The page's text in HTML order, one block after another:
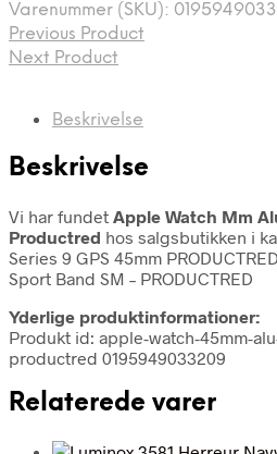
Varenummer (SKU):
Previous Product
Next Product
Beskrivelse
Beskrivelse
Vi har fundet Apple Watch Mm
Productred hos salgsbutikken i
Series 9 GPS 45mm
Sport Band SM – PRODUCTRED
Yderlige produktinformationer:
Produkt id: apple-watch-45mm-
productred 0195949033209
Relaterede varer